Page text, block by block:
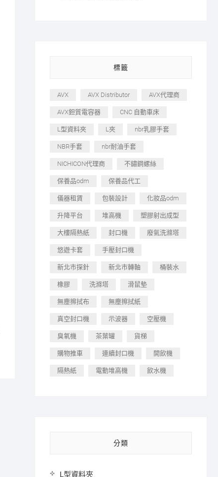
標籤
AVX AVX Distributor AVX代理商
AVX鉭質電容器 CNC 自動車床
L型資料夾 L夾 nbr乳膠手套
NBR手套 nbr耐油手套
NICHICON代理商 不鏽鋼螺絲
保養品odm 保養品代工
儀器租賃 包裝設計 化妝品odm
升降平台 堆高機 塑膠射出成型
大樓隔熱紙 封口機 廢氣洗滌塔
悠遊卡套 手壓封口機
新北市探針 新北市轉軸 桶裝水
橡膠 洗滌塔 滑鼠墊
無塵擦拭布 無塵擦拭紙
真空封口機 示波器 空壓機
臭氧機 茶葉罐 貨梯
購物推車 連續封口機 開飲機
隔熱紙 電動堆高機 飲水機
分類
L型資料夾